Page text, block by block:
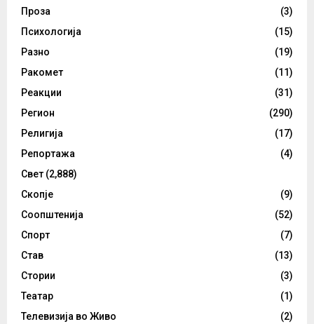
Проза
(3)
Психологија
(15)
Разно
(19)
Ракомет
(11)
Реакции
(31)
Регион
(290)
Религија
(17)
Репортажа
(4)
Свет (2,888)
Скопје
(9)
Соопштенија
(52)
Спорт
(7)
Став
(13)
Стории
(3)
Театар
(1)
Телевизија во Живо
(2)